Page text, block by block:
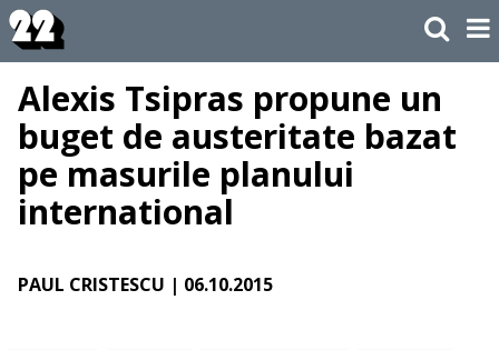
Alexis Tsipras propune un
buget de austeritate bazat
pe masurile planului
international
PAUL CRISTESCU | 06.10.2015